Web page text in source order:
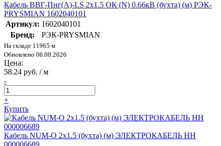
Кабель ВВГ-Пнг(А)-LS 2х1.5 ОК (N) 0.66кВ (бухта) (м) РЭК-
PRYSMIAN 1602040101
Артикул: 1602040101
Бренд:
РЭК-PRYSMIAN
На складе 11965 м
Обновлено 06.08.2026
Цена:
58.24 руб. / м
-
+
Купить
Кабель NUM-O 2х1.5 (бухта) (м) ЭЛЕКТРОКАБЕЛЬ НН
000006689